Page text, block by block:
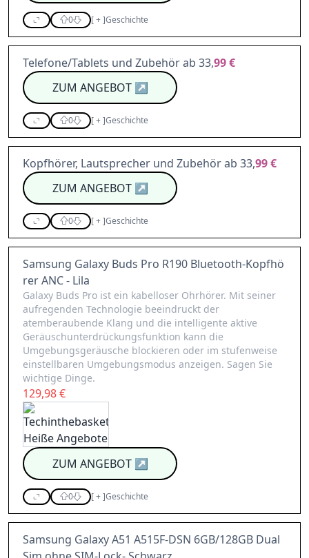
0 [+]Geschichte
Telefone/Tablets und Zubehör ab 33,99 €
ZUM ANGEBOT↗
0 [+]Geschichte
Kopfhörer, Lautsprecher und Zubehör ab 33,99 €
ZUM ANGEBOT↗
0 [+]Geschichte
Samsung Galaxy Buds Pro R190 Bluetooth-Kopfhö
rer ANC - Lila
Galaxy Buds Pro ist ein kabelloser Ohrhörer. Mit seiner
aufregenden Technologie beeindruckt der
atemberaubende Klang und die intelligente aktive
Geräuschunterdrückungsfunktion kann die
Umgebungsgeräusche blockieren oder im stufenweise
einstellbaren Umgebungsmodus anzeigen. Sagen Sie
wichtige Dinge.
129,98 €
ZUM ANGEBOT↗
0 [+]Geschichte
Samsung Galaxy A51 A515F-DSN 6GB/128GB Dual